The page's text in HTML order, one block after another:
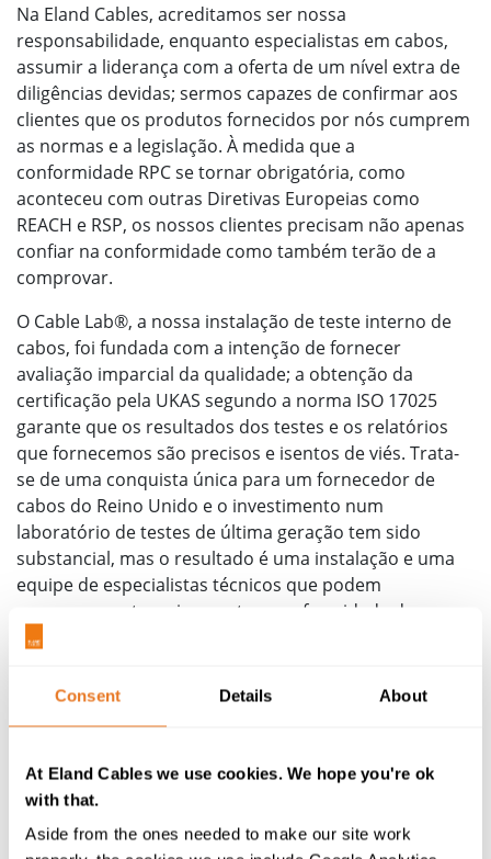
Consent Details About
At Eland Cables we use cookies. We hope you're ok
with that.
Aside from the ones needed to make our site work
Na Eland Cables, acreditamos ser nossa
responsabilidade, enquanto especialistas em cabos,
assumir a liderança com a oferta de um nível extra de
diligências devidas; sermos capazes de confirmar aos
clientes que os produtos fornecidos por nós cumprem
as normas e a legislação. À medida que a
conformidade RPC se tornar obrigatória, como
aconteceu com outras Diretivas Europeias como
REACH e RSP, os nossos clientes precisam não apenas
confiar na conformidade como também terão de a
comprovar.
O Cable Lab®, a nossa instalação de teste interno de
cabos, foi fundada com a intenção de fornecer
avaliação imparcial da qualidade; a obtenção da
certificação pela UKAS segundo a norma ISO 17025
garante que os resultados dos testes e os relatórios
que fornecemos são precisos e isentos de viés. Trata-
se de uma conquista única para um fornecedor de
cabos do Reino Unido e o investimento num
laboratório de testes de última geração tem sido
substancial, mas o resultado é uma instalação e uma
equipe de especialistas técnicos que podem
comprovar categoricamente a conformidade dos
cabos. Não há necessidade de o aceitar à confiança: as
parâmetros e diretrizes rigorosos estabelecidos pela
consultivos nacionais e internacionais sobre
normalização.
Os nossos serviços, além de fornecerem a garantia de